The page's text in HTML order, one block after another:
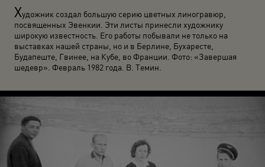
Художник создал большую серию цветных линогравюр,
посвященных Эвенкии. Эти листы принесли художнику
широкую известность. Его работы побывали не только на
выставках нашей страны, но и в Берлине, Бухаресте,
Будапеште, Гвинее, на Кубе, во Франции. Фото: «Завершая
шедевр». Февраль 1982 года. В. Темин.